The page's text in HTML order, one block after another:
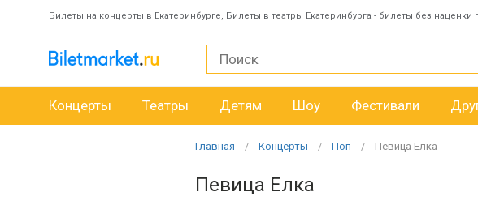
Билеты на концерты в Екатеринбурге, Билеты в театры Екатеринбурга - билеты без
Концерты Театры Детям Шоу Фестивали
Главная Концерты Поп Певица Елка
Певица Елка